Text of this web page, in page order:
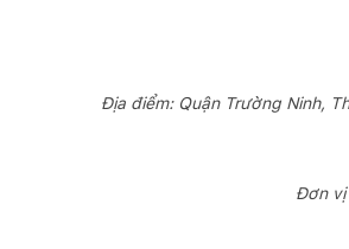
Địa điểm: Quận Trường Ninh,
Đơn vị